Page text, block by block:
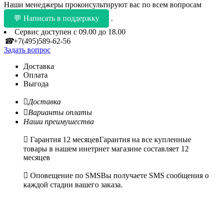
Наши менеджеры проконсультируют вас по всем вопросам
💬 Написать в поддержку
.
Сервис доступен с 09.00 до 18.00
☎+7(495)589-62-56
Задать вопрос
Доставка
Оплата
Выгода
Доставка
Варианты оплаты
Наши преимушества
 Гарантия 12 месяцевГарантия на все купленные
товары в нашем инетрнет магазине составляет 12
месяцев
 Оповещение по SMSВы получаете SMS сообщения о
каждой стадии вашего заказа.